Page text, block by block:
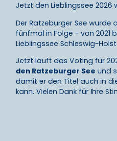
Jetzt den Lieblingssee 2026
Der Ratzeburger See wurde
fünfmal in Folge - von 2021
Lieblingssee Schleswig-
Jetzt läuft das Voting für
den Ratzeburger See und
damit er den Titel auch in
kann. Vielen Dank für Ihre